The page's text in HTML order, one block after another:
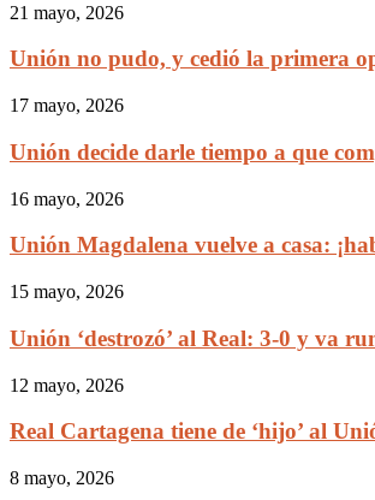
21 mayo, 2026
Unión no pudo, y cedió la primera
17 mayo, 2026
Unión decide darle tiempo a que
16 mayo, 2026
Unión Magdalena vuelve a casa:
15 mayo, 2026
Unión ‘destrozó’ al Real: 3-0 y va
12 mayo, 2026
Real Cartagena tiene de ‘hijo’ al
8 mayo, 2026